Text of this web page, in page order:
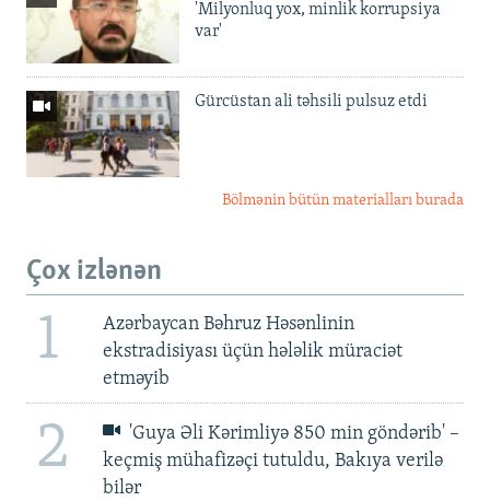
'Milyonluq yox, minlik korrupsiya
var'
Gürcüstan ali təhsili pulsuz etdi
Bölmənin bütün materialları burada
Çox izlənən
1
Azərbaycan Bəhruz Həsənlinin
ekstradisiyası üçün hələlik müraciət
etməyib
2
'Guya Əli Kərimliyə 850 min göndərib' –
keçmiş mühafizəçi tutuldu, Bakıya verilə
bilər